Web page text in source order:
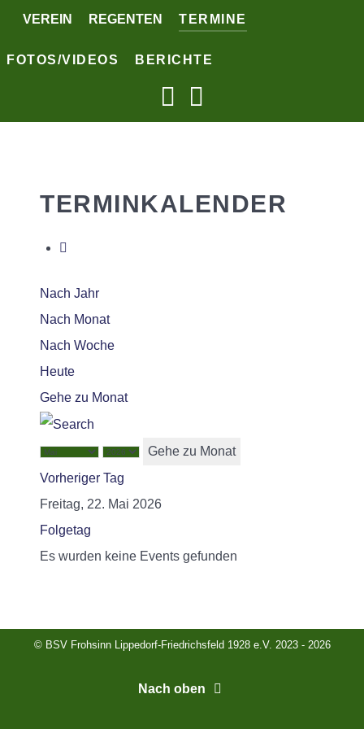
VEREIN REGENTEN TERMINE
FOTOS/VIDEOS BERICHTE
TERMINKALENDER
Nach Jahr
Nach Monat
Nach Woche
Heute
Gehe zu Monat
Gehe zu Monat
Vorheriger Tag
Freitag, 22. Mai 2026
Folgetag
Es wurden keine Events gefunden
© BSV Frohsinn Lippedorf-Friedrichsfeld 1928 e.V. 2023 - 2026
Nach oben